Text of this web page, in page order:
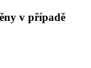
v případě